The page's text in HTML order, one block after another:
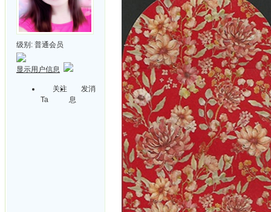
级别: 普通会员
显示用户信息
关注
Ta
发消
息